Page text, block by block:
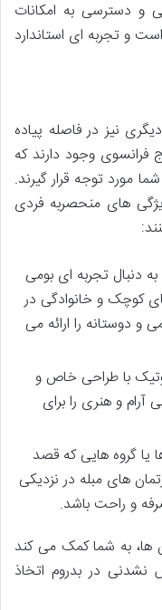
و دسترسی به امکانات
و تجربه ای استاندارد
نیز در فاصله پیاده
۲۰ دقیقه) از برج فرانسوی وجود دارند که
مورد توجه قرار گیرند.
های منحصربه فردی
دنبال تجربه ای بومی
کوچک و خانوادگی در
و دوستانه را ارائه می
با طراحی خاص و
و هنری را برای
یا گروه هایی که قصد
های مبله در نزدیکی
و راحت باشد.
ها، به شما کمک می کند
نشدنی در بدروم اتخاذ